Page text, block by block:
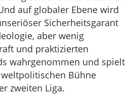
auf globaler Ebene wird
Sicherheitsgarant
aber wenig
und praktizierten
wahrgenommen und spielt
Bühne
zweiten Liga.